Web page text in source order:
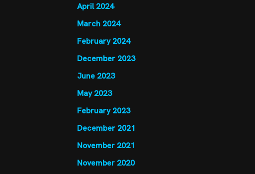
April 2024
March 2024
February 2024
December 2023
June 2023
May 2023
February 2023
December 2021
November 2021
November 2020